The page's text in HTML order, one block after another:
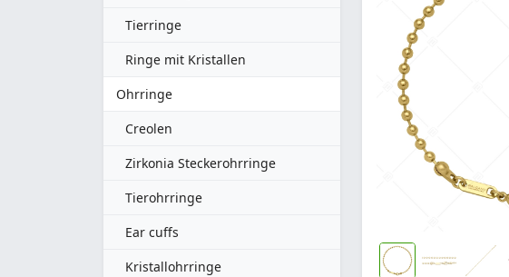
Tierringe
Ringe mit Kristallen
Ohrringe
Creolen
Zirkonia Steckerohrringe
Tierohrringe
Ear cuffs
Kristallohrringe